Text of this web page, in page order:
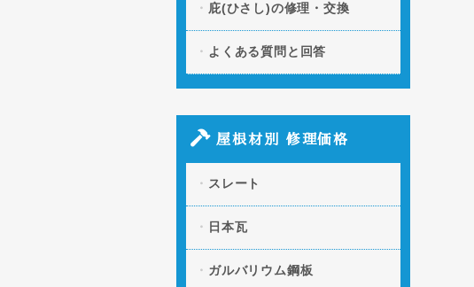
庇(ひさし)の修理・交換
よくある質問と回答
屋根材別 修理価格
スレート
日本瓦
ガルバリウム鋼板